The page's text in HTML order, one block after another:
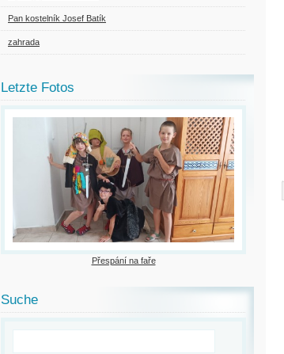
Pan kostelník Josef Batík
zahrada
Letzte Fotos
Přespání na faře
Suche